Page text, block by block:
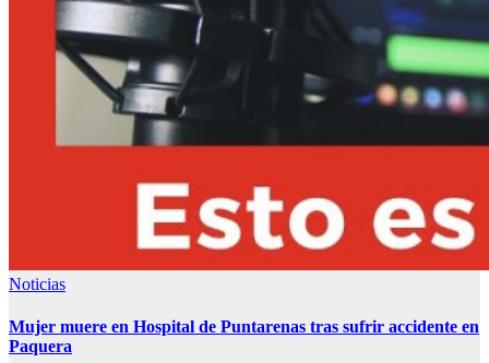
Noticias
Mujer muere en Hospital de Puntarenas tras sufrir accidente en
Paquera